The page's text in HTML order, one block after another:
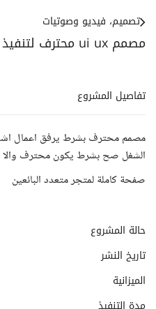
مصمم ui ux محترف لتنفيذ صفحات متجر عربي
تصميم، فيديو وصوتيات
تفاصيل المشروع
مصمم محترف بشرط يرفق اعمال
الشغل صح بشرط يكون محترف والا
صفحة كاملة لمتجر متعدد البائعين
حالة المشروع
تاريخ النشر
الميزانية